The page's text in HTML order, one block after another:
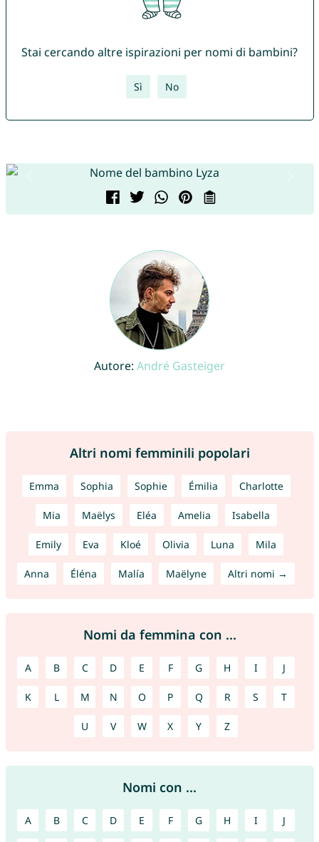
Stai cercando altre ispirazioni per nomi di bambini?
Sì No
Autore: André Gasteiger
Altri nomi femminili popolari
Emma Sophia Sophie Émilia Charlotte
Mia Maëlys Eléa Amelia Isabella
Emily Eva Kloé Olivia Luna Mila
Anna Éléna Malía Maëlyne Altri nomi →
Nomi da femmina con ...
A B C D E F G H I J
K L M N O P Q R S T
U V W X Y Z
Nomi con ...
A B C D E F G H I J